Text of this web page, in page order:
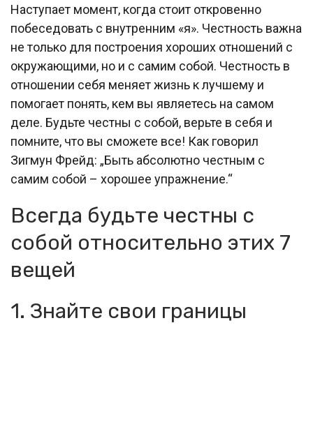
Наступает момент, когда стоит откровенно
побеседовать с внутренним «я». Честность важна
не только для построения хороших отношений с
окружающими, но и с самим собой. Честность в
отношении себя меняет жизнь к лучшему и
помогает понять, кем вы являетесь на самом
деле. Будьте честны с собой, верьте в себя и
помните, что вы сможете все! Как говорил
Зигмун Фрейд: „Быть абсолютно честным с
самим собой – хорошее упражнение.“
Всегда будьте честны с
собой относительно этих 7
вещей
1. Знайте свои границы